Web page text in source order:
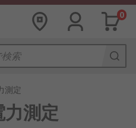
0
測定
測定